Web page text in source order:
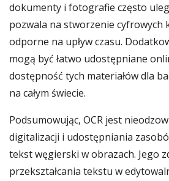
dokumenty i fotografie często
pozwala na stworzenie cyfrowych
odporne na upływ czasu.
mogą być łatwo udostępniane
dostępność tych materiałów dla
na całym świecie.
Podsumowując, OCR jest
digitalizacji i udostępniania
tekst węgierski w obrazach. Jego
przekształcania tekstu w